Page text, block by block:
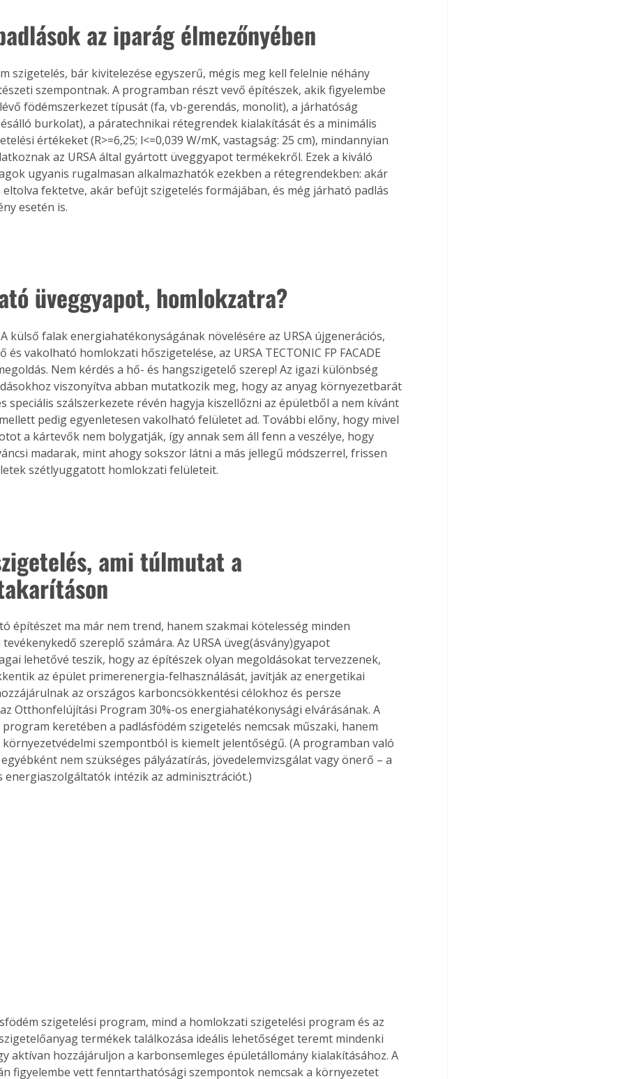
vagy
is
Bárhol,
élve
az
A
Gyógyító növények: a
természet kincsei az
az iparág élmezőnyében
szigetelés, bár kivitelezése egyszerű, mégis meg kell felelnie néhány
szempontnak. A programban részt vevő építészek, akik figyelembe
födémszerkezet típusát (fa, vb-gerendás, monolit), a járhatóság
burkolat), a páratechnikai rétegrendek kialakítását és a minimális
értékeket (R>=6,25; l<=0,039 W/mK, vastagság: 25 cm), mindannyian
az URSA által gyártott üveggyapot termékekről. Ezek a kiváló
ugyanis rugalmasan alkalmazhatók ezekben a rétegrendekben: akár
fektetve, akár befújt szigetelés formájában, és még járható padlás
esetén is.
üveggyapot, homlokzatra?
külső falak energiahatékonyságának növelésére az URSA újgenerációs,
és vakolható homlokzati hőszigetelése, az URSA TECTONIC FP FACADE
Nem kérdés a hő- és hangszigetelő szerep! Az igazi különbség
viszonyítva abban mutatkozik meg, hogy az anyag környezetbarát
speciális szálszerkezete révén hagyja kiszellőzni az épületből a nem kívánt
pedig egyenletesen vakolható felületet ad. További előny, hogy mivel
a kártevők nem bolygatják, így annak sem áll fenn a veszélye, hogy
madarak, mint ahogy sokszor látni a más jellegű módszerrel, frissen
szétlyuggatott homlokzati felületeit.
ami túlmutat a
építészet ma már nem trend, hanem szakmai kötelesség minden
szereplő számára. Az URSA üveg(ásvány)gyapot
lehetővé teszik, hogy az építészek olyan megoldásokat tervezzenek,
az épület primerenergia-felhasználását, javítják az energetikai
az országos karboncsökkentési célokhoz és persze
Otthonfelújítási Program 30%-os energiahatékonysági elvárásának. A
program keretében a padlásfödém szigetelés nemcsak műszaki, hanem
környezetvédelmi szempontból is kiemelt jelentőségű. (A programban való
nem szükséges pályázatírás, jövedelemvizsgálat vagy önerő – a
energiaszolgáltatók intézik az adminisztrációt.)
szigetelési program, mind a homlokzati szigetelési program és az
szigetelőanyag termékek találkozása ideális lehetőséget teremt mindenki
aktívan hozzájáruljon a karbonsemleges épületállomány kialakításához. A
figyelembe vett fenntarthatósági szempontok nemcsak a környezetet